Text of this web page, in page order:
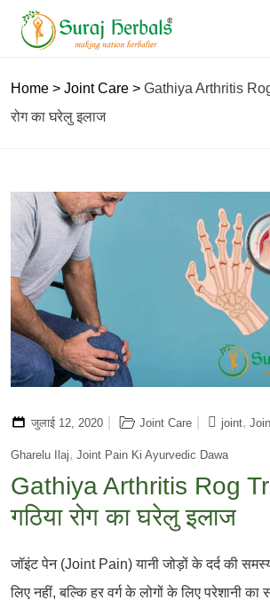
Home > Joint Care > Gathiya Arthritis
रोग का घरेलु इलाज
जुलाई 12, 2020 Joint Care joint,
Gharelu Ilaj, Joint Pain Ki Ayurvedic Dawa
Gathiya Arthritis Rog
गठिया रोग का घरेलु इलाज
जॉइंट पेन (Joint Pain) यानी जोड़ों के दर्द की
लिए नहीं, बल्कि हर वर्ग के लोगों के लिए परेशानी